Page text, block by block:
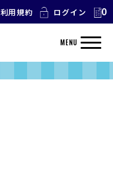
利用規約 ログイン 0
MENU